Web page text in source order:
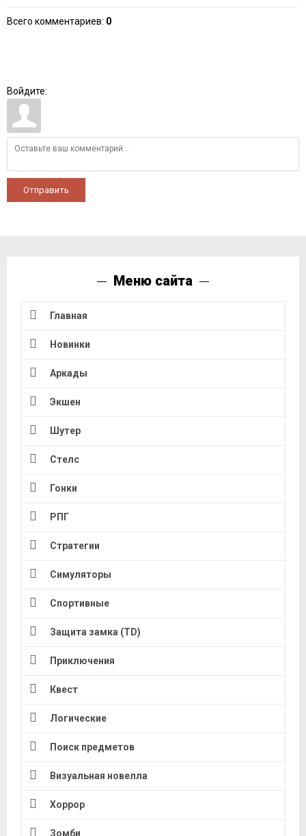
Всего комментариев: 0
Войдите:
Отправить
Меню сайта
Главная
Новинки
Аркады
Экшен
Шутер
Стелс
Гонки
РПГ
Стратегии
Симуляторы
Спортивные
Защита замка (TD)
Приключения
Квест
Логические
Поиск предметов
Визуальная новелла
Хоррор
Зомби